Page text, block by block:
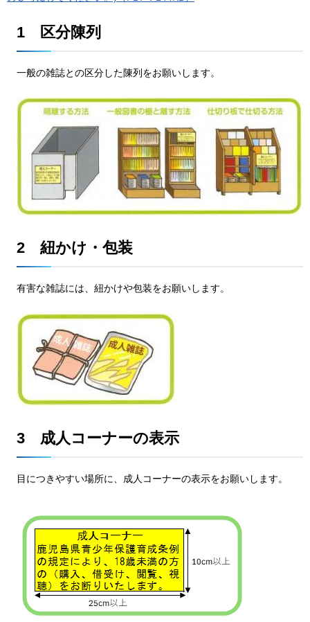
1 区分陳列
一般の雑誌との区分した陳列をお願いします。
2 紐かけ・包装
有害な雑誌には、紐かけや包装をお願いします。
3 成人コーナーの表示
目につきやすい場所に、成人コーナーの表示をお願いします。